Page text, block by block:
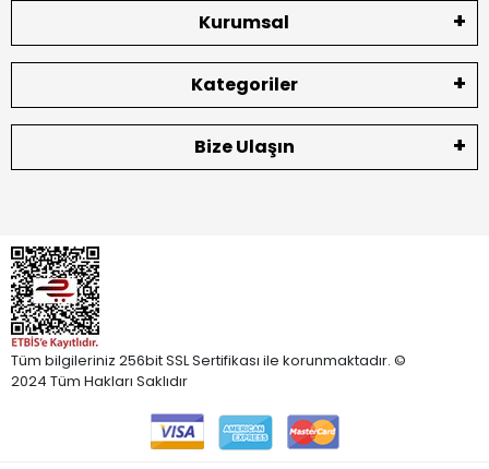
Kurumsal
Kategoriler
Bize Ulaşın
Tüm bilgileriniz 256bit SSL Sertifikası ile korunmaktadır. ©
2024 Tüm Hakları Saklıdır